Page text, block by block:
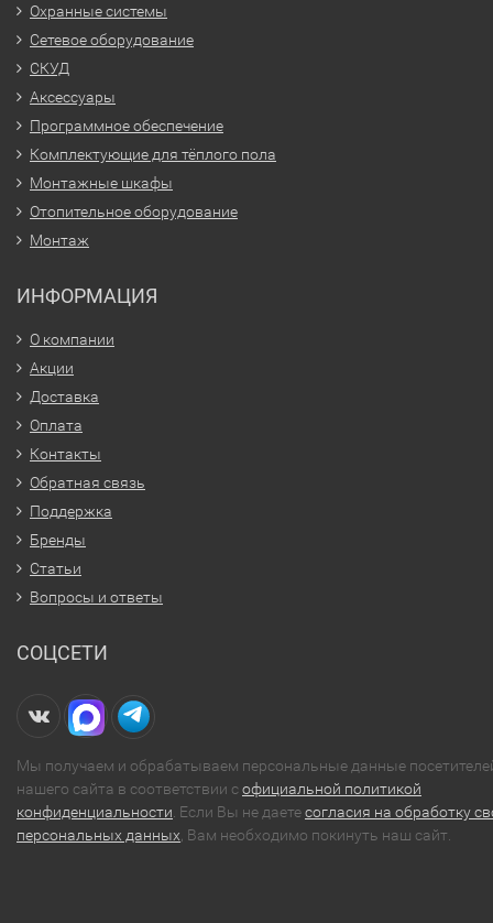
Охранные системы
Сетевое оборудование
СКУД
Аксессуары
Программное обеспечение
Комплектующие для тёплого пола
Монтажные шкафы
Отопительное оборудование
Монтаж
ИНФОРМАЦИЯ
О компании
Акции
Доставка
Оплата
Контакты
Обратная связь
Поддержка
Бренды
Статьи
Вопросы и ответы
СОЦСЕТИ
Мы получаем и обрабатываем персональные данные
нашего сайта в соответствии софициальной политикой
конфиденциальности . Если Вы не даетесогласия на обработку
персональных данных , Вам необходимо покинуть наш сайт.